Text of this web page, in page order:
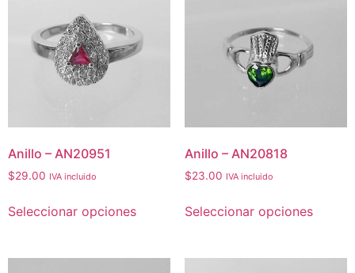
Anillo – AN20951
$29.00 IVA incluido
Seleccionar opciones
Anillo – AN20818
$23.00 IVA incluido
Seleccionar opciones